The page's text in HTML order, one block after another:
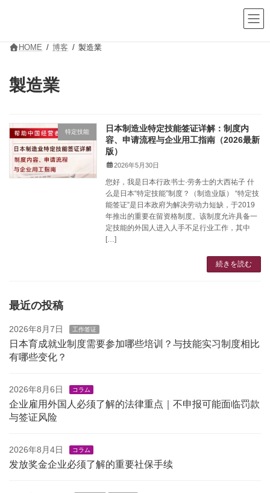
HOME 博客 製造業
製造業
特定技能
日本制造业特定技能签证详解：制度内
容、申请流程与企业用工指南（2026最新
版）
2026年5月30日
您好，我是日本行政书士·劳务士的大西祐子 什
么是日本“特定技能”制度？（制造业版） “特定技
能签证”是日本政府为解决劳动力短缺，于2019
年推出的重要在留资格制度。该制度允许具备一
定技能的外国人进入人手不足行业工作，其中
[…]
続きを読む
最近の投稿
2026年8月7日 工作签证
日本育成就业制度需要参加哪些培训？与技能实习制度相比
有哪些变化？
2026年8月6日 コラム
企业雇用外国人必须了解的法律重点｜不申报可能面临罚款
与签证风险
2026年8月4日 コラム
发放奖金企业必须了解的重要社保手续